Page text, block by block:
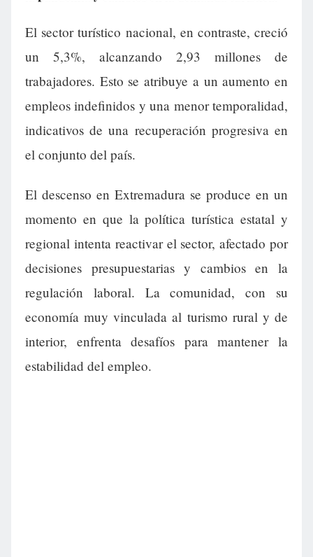
El sector turístico nacional, en contraste, creció
un 5,3%, alcanzando 2,93 millones de
trabajadores. Esto se atribuye a un aumento en
empleos indefinidos y una menor temporalidad,
indicativos de una recuperación progresiva en
el conjunto del país.
El descenso en Extremadura se produce en un
momento en que la política turística estatal y
regional intenta reactivar el sector, afectado por
decisiones presupuestarias y cambios en la
regulación laboral. La comunidad, con su
economía muy vinculada al turismo rural y de
interior, enfrenta desafíos para mantener la
estabilidad del empleo.